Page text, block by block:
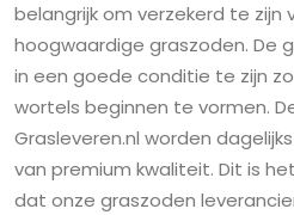
belangrijk om verzekerd te zijn
hoogwaardige graszoden. De
in een goede conditie te zijn
wortels beginnen te vormen.
Grasleveren.nl worden
van premium kwaliteit. Dit is
dat onze graszoden